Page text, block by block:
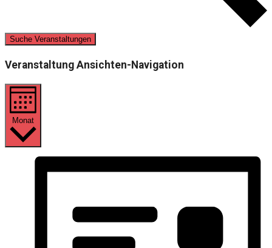
Suche Veranstaltungen
Veranstaltung Ansichten-Navigation
Monat